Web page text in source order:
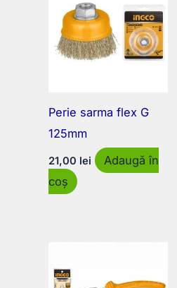
Perie sarma flex G
125mm
21,00 lei
Adaugă în
coș